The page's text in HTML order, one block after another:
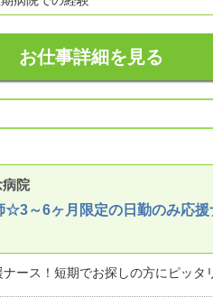
お仕事詳細を見る
院
☆3～6ヶ月限定の日勤のみ応
ース！短期でお探しの方にピッタ